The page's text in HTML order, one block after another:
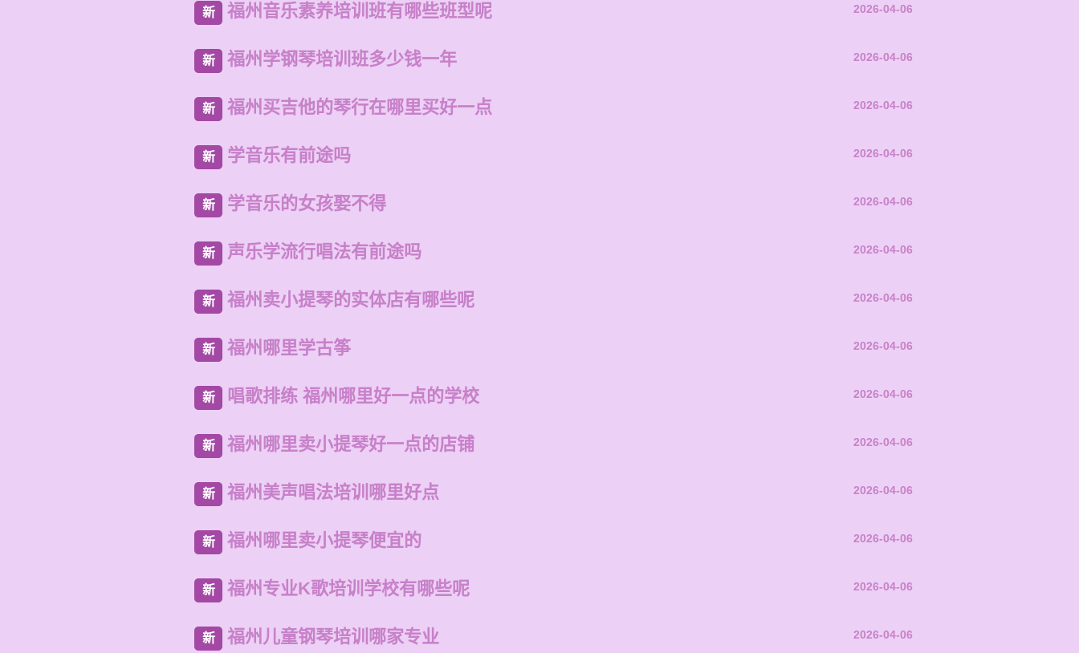
新 福州音乐素养培训班有哪些班型呢 2026-04-06
新 福州学钢琴培训班多少钱一年 2026-04-06
新 福州买吉他的琴行在哪里买好一点 2026-04-06
新 学音乐有前途吗 2026-04-06
新 学音乐的女孩娶不得 2026-04-06
新 声乐学流行唱法有前途吗 2026-04-06
新 福州卖小提琴的实体店有哪些呢 2026-04-06
新 福州哪里学古筝 2026-04-06
新 唱歌排练 福州哪里好一点的学校 2026-04-06
新 福州哪里卖小提琴好一点的店铺 2026-04-06
新 福州美声唱法培训哪里好点 2026-04-06
新 福州哪里卖小提琴便宜的 2026-04-06
新 福州专业K歌培训学校有哪些呢 2026-04-06
新 福州儿童钢琴培训哪家专业 2026-04-06